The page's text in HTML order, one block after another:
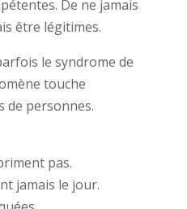
De ne jamais
être légitimes.
le syndrome de
touche
de personnes.
pas.
jamais le jour.